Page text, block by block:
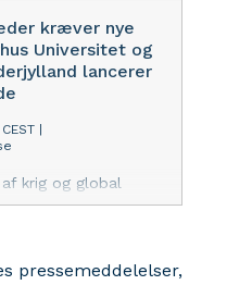
Alliance sammen
fra Friedrich-
Erlangen-
arbejde for at
i Europa
med
kræver nye
Universitet og
lancerer
krig og global
Aarhus
debat, der
pressemeddelelser,